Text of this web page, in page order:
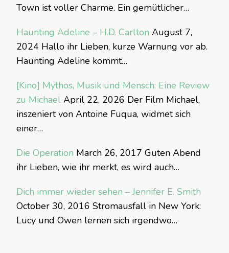
Town ist voller Charme. Ein gemütlicher…
Haunting Adeline – H.D. Carlton August 7,
2024 Hallo ihr Lieben, kurze Warnung vor ab.
Haunting Adeline kommt…
[Kino] Mythos, Musik und Mensch: Eine Review
zu Michael April 22, 2026 Der Film Michael,
inszeniert von Antoine Fuqua, widmet sich
einer…
Die Operation March 26, 2017 Guten Abend
ihr Lieben, wie ihr merkt, es wird auch…
Dich immer wieder sehen – Jennifer E. Smith
October 30, 2016 Stromausfall in New York:
Lucy und Owen lernen sich irgendwo…